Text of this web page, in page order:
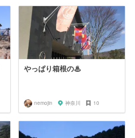
やっぱり箱根の♨︎
nemojin 神奈川 10